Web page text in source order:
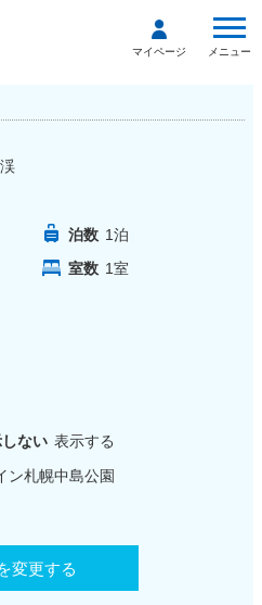
マイページ メニュー
泊数 1泊
室数 1室
ない 表示する
ン札幌中島公園
変更する